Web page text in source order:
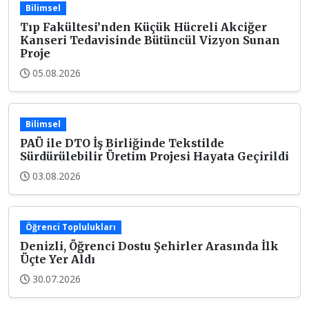
Bilimsel
Tıp Fakültesi’nden Küçük Hücreli Akciğer
Kanseri Tedavisinde Bütüncül Vizyon Sunan
Proje
05.08.2026
Bilimsel
PAÜ ile DTO İş Birliğinde Tekstilde
Sürdürülebilir Üretim Projesi Hayata Geçirildi
03.08.2026
Öğrenci Toplulukları
Denizli, Öğrenci Dostu Şehirler Arasında İlk
Üçte Yer Aldı
30.07.2026